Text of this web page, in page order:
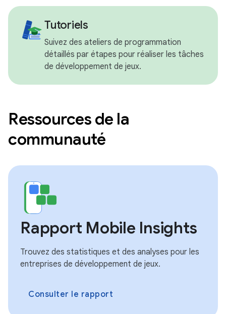
Tutoriels
Suivez des ateliers de programmation
détaillés par étapes pour réaliser les tâches
de développement de jeux.
Ressources de la
communauté
Rapport Mobile Insights
Trouvez des statistiques et des analyses pour les
entreprises de développement de jeux.
Consulter le rapport